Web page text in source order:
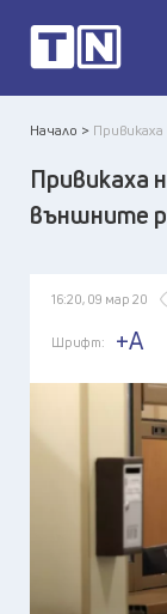
Начало >
Привикаха
външните
16:20, 09 мар 20
Шрифт: +A